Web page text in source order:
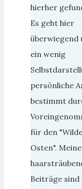
hierher
Es geht hier
überwiegend
ein wenig
persönliche
bestimmt
für den
Osten".
Beiträge sind